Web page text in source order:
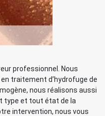
professionnel. Nous
traitement d’hydrofuge de
nous réalisons aussi
type et tout état de la
intervention, nous vous